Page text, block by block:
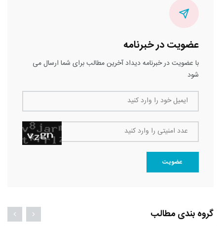
عضویت در خبرنامه
با عضویت در خبرنامه دیداد آخرین مطالب برای شما ارسال می
شود
ایمیل خود را وارد کنید
عدد امنیتی را وارد کنید
عضویت
گروه بندی مطالب